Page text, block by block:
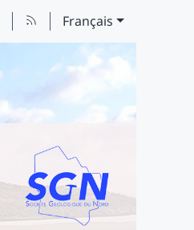
Français